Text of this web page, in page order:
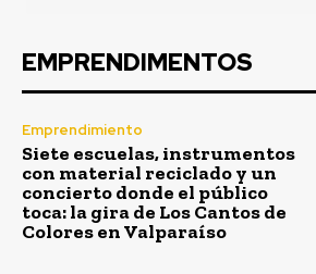
EMPRENDIMENTOS
Emprendimiento
Siete escuelas, instrumentos
con material reciclado y un
concierto donde el público
toca: la gira de Los Cantos de
Colores en Valparaíso